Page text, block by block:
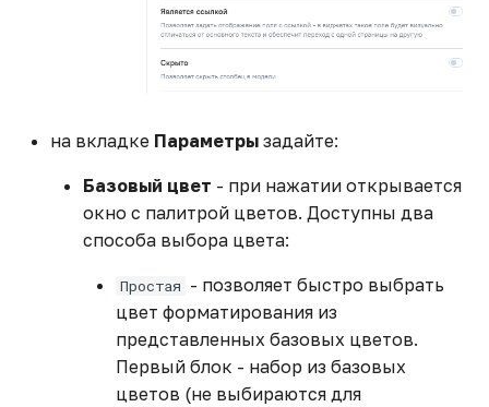
на вкладке Параметры задайте:
Базовый цвет - при нажатии открывается
окно с палитрой цветов. Доступны два
способа выбора цвета:
Простая - позволяет быстро выбрать
цвет форматирования из
представленных базовых цветов.
Первый блок - набор из базовых
цветов (не выбираются для